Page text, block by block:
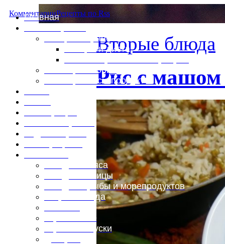
Главная
Специи и пряности
Специи и диета
Таблица калорий
Таблица массы продуктов
Блюда из мяса
Блюда из птицы
Блюда из рыбы и морепродуктов
Вторые блюда
Горяченькое
Горячие закуски
КомментарииРецепты по Rss
Вторые блюда
Рис с